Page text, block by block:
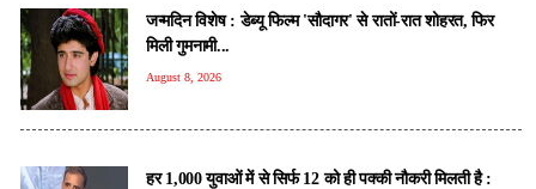
जन्मदिन विशेष : डेब्यू फिल्म 'सौदागर' से रातों-रात शोहरत, फिर
मिली गुमनामी...
August 8, 2026
हर 1,000 युवाओं में से सिर्फ 12 को ही पक्की नौकरी मिलती है :